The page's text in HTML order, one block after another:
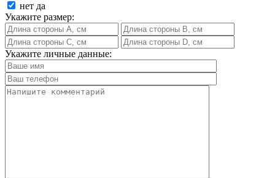
нет да
Укажите размер:
Укажите личные данные: